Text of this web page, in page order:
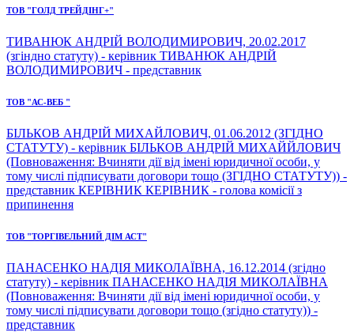
ТОВ "ГОЛД ТРЕЙДІНГ+"
ТИВАНЮК АНДРІЙ ВОЛОДИМИРОВИЧ, 20.02.2017
(згіндно статуту) - керівник ТИВАНЮК АНДРІЙ
ВОЛОДИМИРОВИЧ - представник
ТОВ "АС-ВЕБ "
БІЛЬКОВ АНДРІЙ МИХАЙЛОВИЧ, 01.06.2012 (ЗГІДНО
СТАТУТУ) - керівник БІЛЬКОВ АНДРІЙ МИХАЙЙЛОВИЧ
(Повноваження: Вчиняти дії від імені юридичної особи, у
тому числі підписувати договори тощо (ЗГІДНО СТАТУТУ)) -
представник КЕРІВНИК КЕРІВНИК - голова комісії з
припинення
ТОВ "ТОРГІВЕЛЬНИЙ ДІМ АСТ"
ПАНАСЕНКО НАДІЯ МИКОЛАЇВНА, 16.12.2014 (згідно
статуту) - керівник ПАНАСЕНКО НАДІЯ МИКОЛАЇВНА
(Повноваження: Вчиняти дії від імені юридичної особи, у
тому числі підписувати договори тощо (згідно статуту)) -
представник